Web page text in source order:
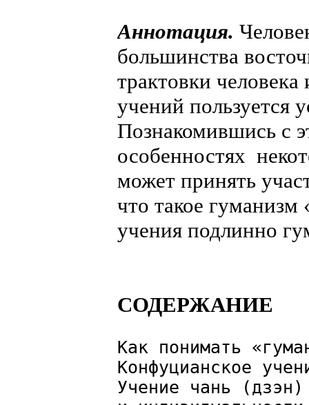
Аннотация.
большинства
трактовки
учений пользуется
Познакомившись с
особенностях
может принять
что такое
учения подлинно
СОДЕРЖАНИЕ
Как понимать
Конфуцианское
Учение чань (дзэн)